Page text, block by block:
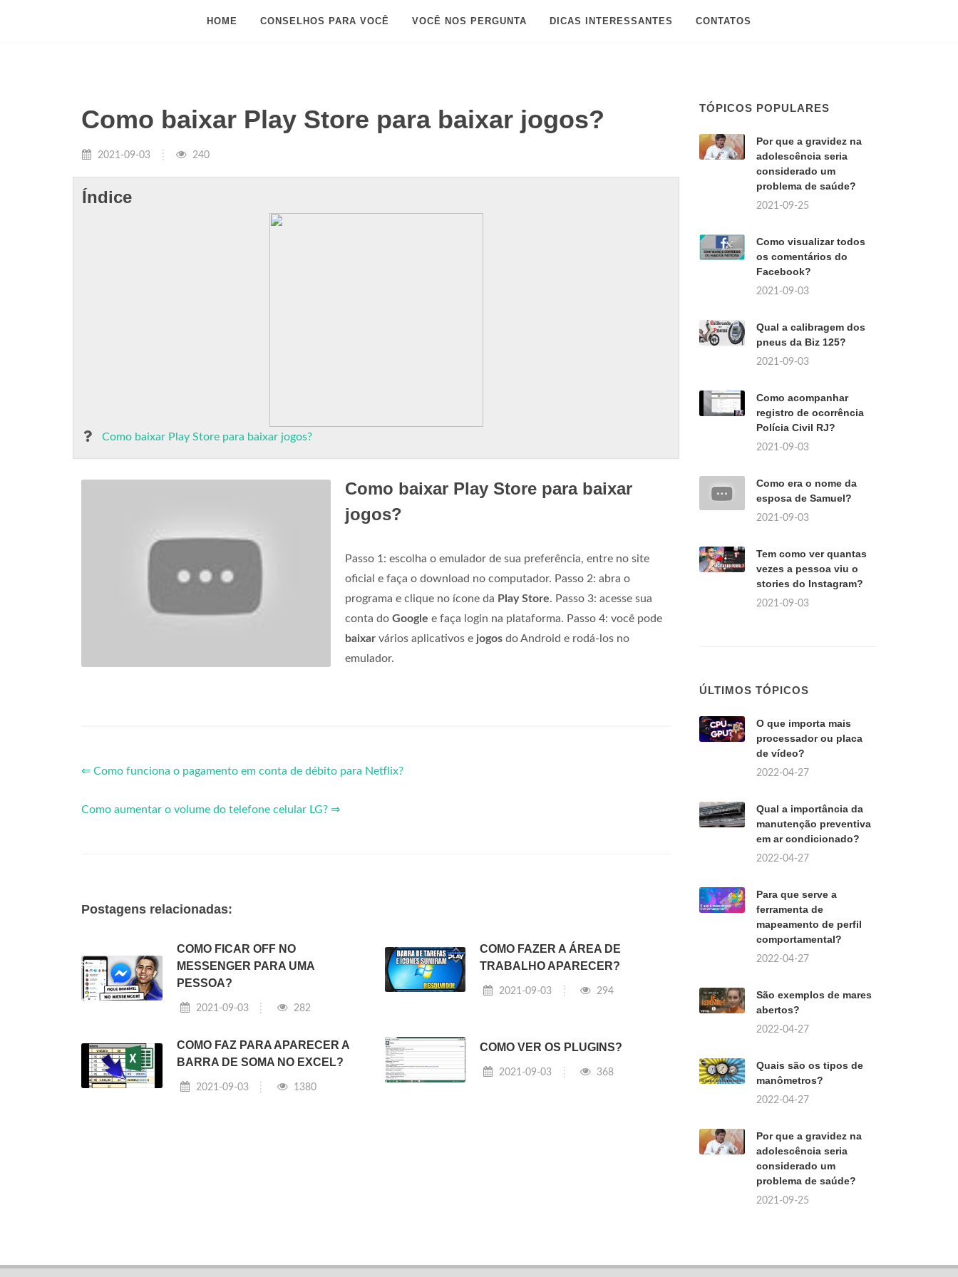
HOME CONSELHOS PARA VOCÊ VOCÊ NOS PERGUNTA DICAS INTERESSANTES CONTATOS
Como baixar Play Store para baixar jogos?
2021-09-03 240
Índice
Como baixar Play Store para baixar jogos?
Como baixar Play Store para baixar
jogos?
Passo 1: escolha o emulador de sua preferência, entre no site
oficial e faça o download no computador. Passo 2: abra o
programa e clique no ícone da Play Store. Passo 3: acesse sua
conta do Google e faça login na plataforma. Passo 4: você pode
baixar vários aplicativos e jogos do Android e rodá-los no
emulador.
⇐ Como funciona o pagamento em conta de débito para Netflix?
Como aumentar o volume do telefone celular LG? ⇒
Postagens relacionadas:
COMO FICAR OFF NO
MESSENGER PARA UMA
PESSOA?
2021-09-03 282
COMO FAZER A ÁREA DE
TRABALHO APARECER?
2021-09-03 294
COMO FAZ PARA APARECER A
BARRA DE SOMA NO EXCEL?
2021-09-03 1380
COMO VER OS PLUGINS?
2021-09-03 368
TÓPICOS POPULARES
Por que a gravidez na
adolescência seria
considerado um
problema de saúde?
2021-09-25
Como visualizar todos
os comentários do
Facebook?
2021-09-03
Qual a calibragem dos
pneus da Biz 125?
2021-09-03
Como acompanhar
registro de ocorrência
Polícia Civil RJ?
2021-09-03
Como era o nome da
esposa de Samuel?
2021-09-03
Tem como ver quantas
vezes a pessoa viu o
stories do Instagram?
2021-09-03
ÚLTIMOS TÓPICOS
O que importa mais
processador ou placa
de vídeo?
2022-04-27
Qual a importância da
manutenção preventiva
em ar condicionado?
2022-04-27
Para que serve a
ferramenta de
mapeamento de perfil
comportamental?
2022-04-27
São exemplos de mares
abertos?
2022-04-27
Quais são os tipos de
manômetros?
2022-04-27
Por que a gravidez na
adolescência seria
considerado um
problema de saúde?
2021-09-25